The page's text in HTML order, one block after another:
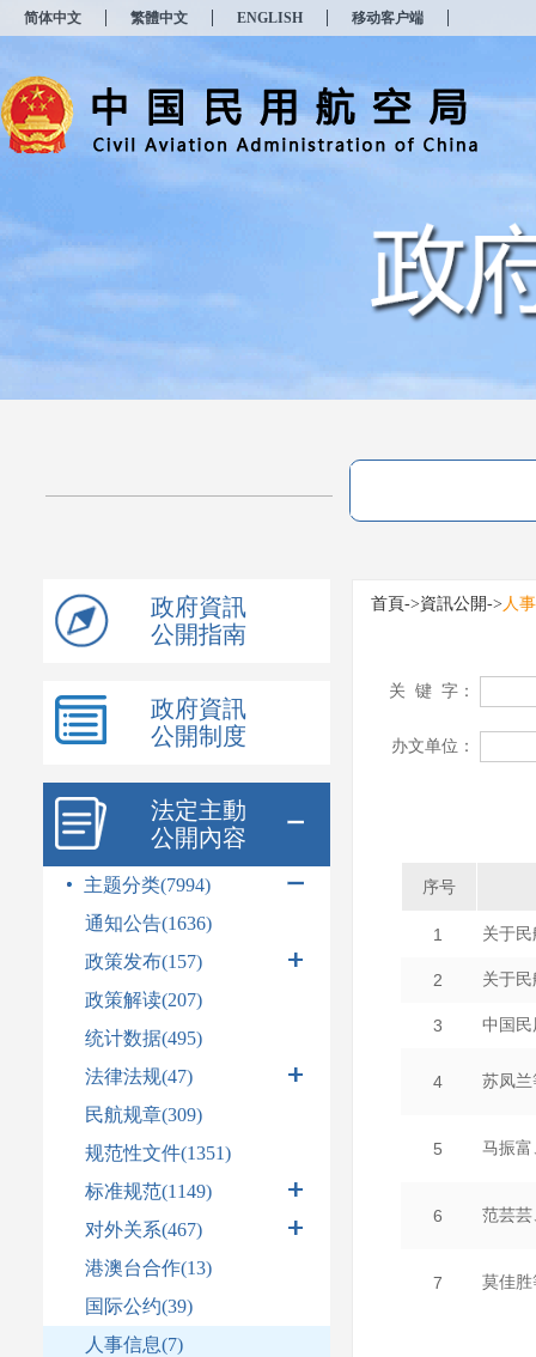
简体中文 繁體中文 ENGLISH 移动客户端
政府資訊
公開指南
政府資訊
公開制度
法定主動
公開內容
主题分类(7994)
通知公告(1636)
政策发布(157)
政策解读(207)
统计数据(495)
法律法规(47)
民航规章(309)
规范性文件(1351)
标准规范(1149)
对外关系(467)
港澳台合作(13)
国际公约(39)
人事信息(7)
首頁->資訊公開-> 人
窗
打
开
无
障